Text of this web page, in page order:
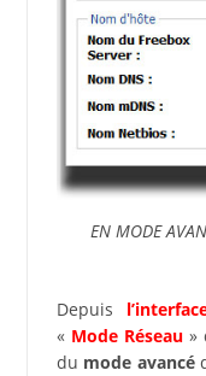
EN MODE
Depuis
« Mode Réseau »
du mode avancé